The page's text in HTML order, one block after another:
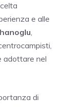
e alle
,
adottare nel
di